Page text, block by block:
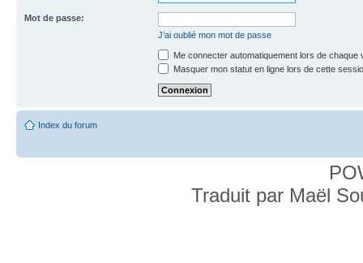
Mot de passe:
J’ai oublié mon mot de passe
Me connecter automatiquement lors de chaque
Masquer mon statut en ligne lors de cette
Index du forum
Traduit par Maël